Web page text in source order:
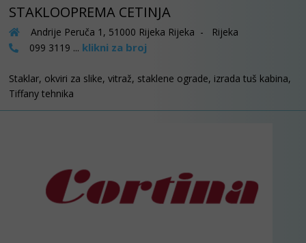
STAKLOOPREMA CETINJA
Andrije Peruča 1, 51000 Rijeka Rijeka - Rijeka
099 3119 ... klikni za broj
Staklar, okviri za slike, vitraž, staklene ograde, izrada tuš kabina,
Tiffany tehnika